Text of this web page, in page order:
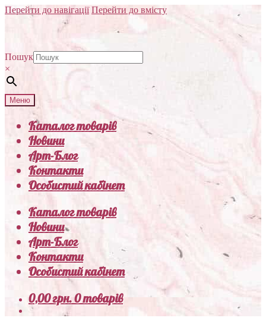
Перейти до навігації Перейти до вмісту
Пошук
×
Меню
Каталог товарів
Новини
Арт-Блог
Контакти
Особистий кабінет
Каталог товарів
Новини
Арт-Блог
Контакти
Особистий кабінет
0,00грн.0 товарів